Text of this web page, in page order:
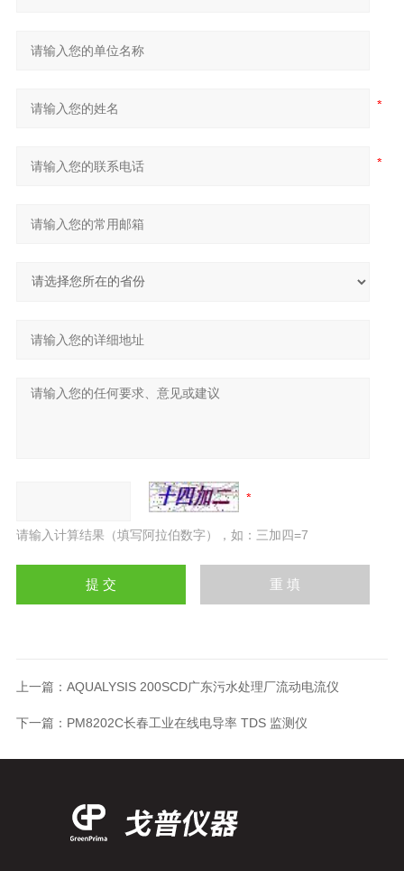
请输入计算结果（填写阿拉伯数字），如：三加四=7
上一篇： AQUALYSIS 200SCD广东污水处理厂流动电流仪
下一篇： PM8202C长春工业在线电导率 TDS 监测仪